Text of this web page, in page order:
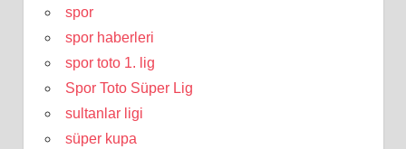
spor
spor haberleri
spor toto 1. lig
Spor Toto Süper Lig
sultanlar ligi
süper kupa